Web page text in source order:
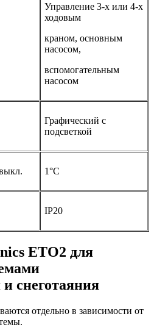
Управление 3-х или 4-х
ходовым
краном, основным
насосом,
вспомогательным
насосом
Графический с
подсветкой
1°C
IP20
ETO2 для
снеготаяния
отдельно в зависимости от